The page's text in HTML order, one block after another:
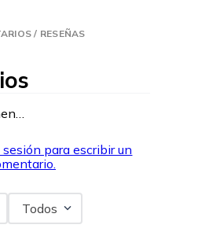
/ RESEÑAS
para escribir un
Todos